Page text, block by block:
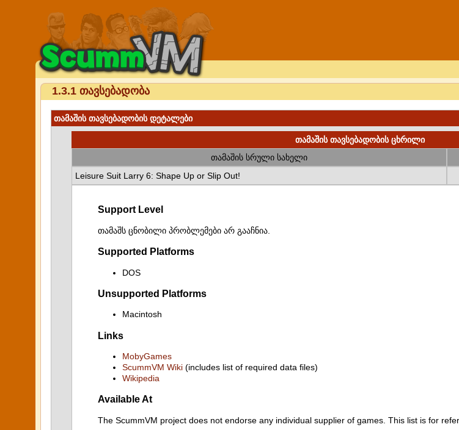
1.3.1 თავსებადობა
თამაშის თავსებადობის დეტალები
თამაშის თავსებადობის ცხრილი
თამაშის სრული სახელი
Leisure Suit Larry 6: Shape Up or Slip Out!
Support Level
თამაშს ცნობილი პრობლემები არ გააჩნია.
Supported Platforms
DOS
Unsupported Platforms
Macintosh
Links
MobyGames
ScummVM Wiki (includes list of required data files)
Wikipedia
Available At
The ScummVM project does not endorse any individual supplier of games. This list is for